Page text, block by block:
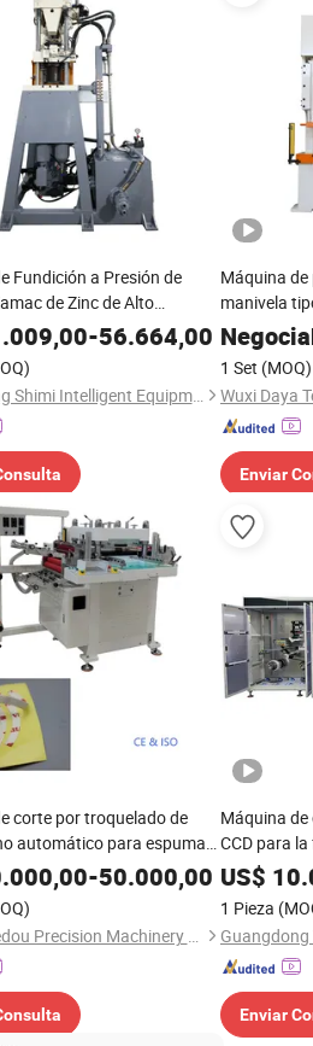
Fundición a Presión de
de Zinc de Alto
100ton
-56.664,00
Guangdong Shimi Intelligent Equipment Co., Ltd
Máquina
manivela
1 Set (MOQ)
Wuxi Daya
Enviar
corte por troquelado de
automático para espuma
-50.000,00
Suzhou Kedou Precision Machinery Co., Ltd.
Máquina de
CCD para
pestañas
US$
1 Pieza
Enviar